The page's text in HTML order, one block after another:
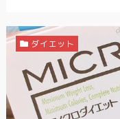
ダイエット